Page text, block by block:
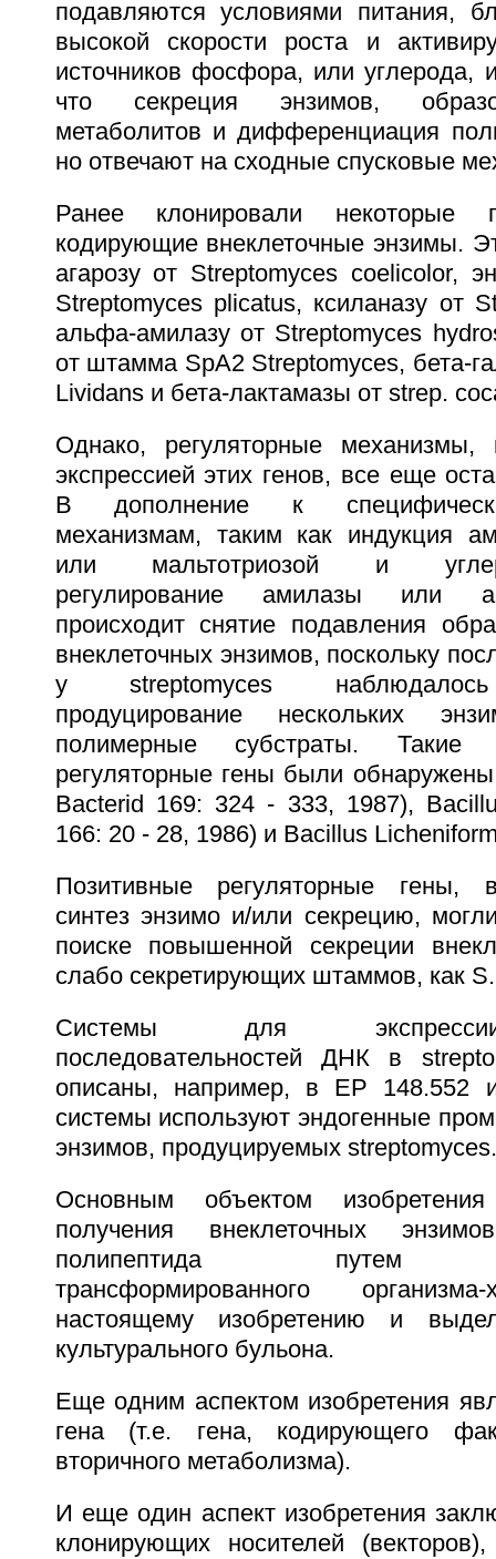
подавляются условиями питания,
высокой скорости роста и
источников фосфора, или углерода,
что секреция энзимов,
метаболитов и дифференциация
но отвечают на сходные спусковые
Ранее клонировали некоторые
кодирующие внеклеточные энзимы.
агарозу от Streptomyces coelicolor,
Streptomyces plicatus, ксиланазу от
альфа-амилазу от Streptomyces
от штамма SpA2 Streptomyces, бета-
Lividans и бета-лактамазы от strep.
Однако, регуляторные механизмы,
экспрессией этих генов, все еще
В дополнение к
механизмам, таким как индукция
или мальтотриозой и
регулирование амилазы или
происходит снятие подавления
внеклеточных энзимов, поскольку
у streptomyces наблюдалось
продуцирование нескольких
полимерные субстраты. Такие
регуляторные гены были
Bacterid 169: 324 - 333, 1987),
166: 20 - 28, 1986) и Bacillus
Позитивные регуляторные гены,
синтез энзимо и/или секрецию,
поиске повышенной секреции
слабо секретирующих штаммов, как
Системы для
последовательностей ДНК в
описаны, например, в EP 148.552
системы используют эндогенные
энзимов, продуцируемых streptomyces.
Основным объектом
получения внеклеточных
полипептида путем
трансформированного
настоящему изобретению и
культурального бульона.
Еще одним аспектом изобретения
гена (т.е. гена, кодирующего
вторичного метаболизма).
И еще один аспект изобретения
клонирующих носителей